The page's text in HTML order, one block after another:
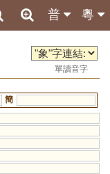
粵
普
單讀音字
簡